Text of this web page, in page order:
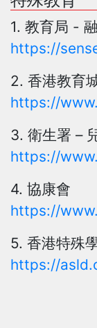
1. 教育局 -
https://
2. 香港教育
https://
3. 衛生署 –
https://
4. 協康會
https://
5. 香港特殊
https://